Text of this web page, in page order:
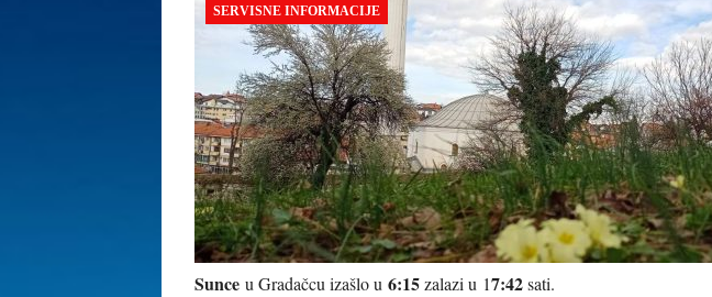
SERVISNE INFORMACIJE
Sunce u Gradačcu izašlo u 6:15zalazi u 17:42sati.